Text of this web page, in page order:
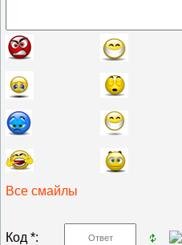
Все смайлы
Код *: